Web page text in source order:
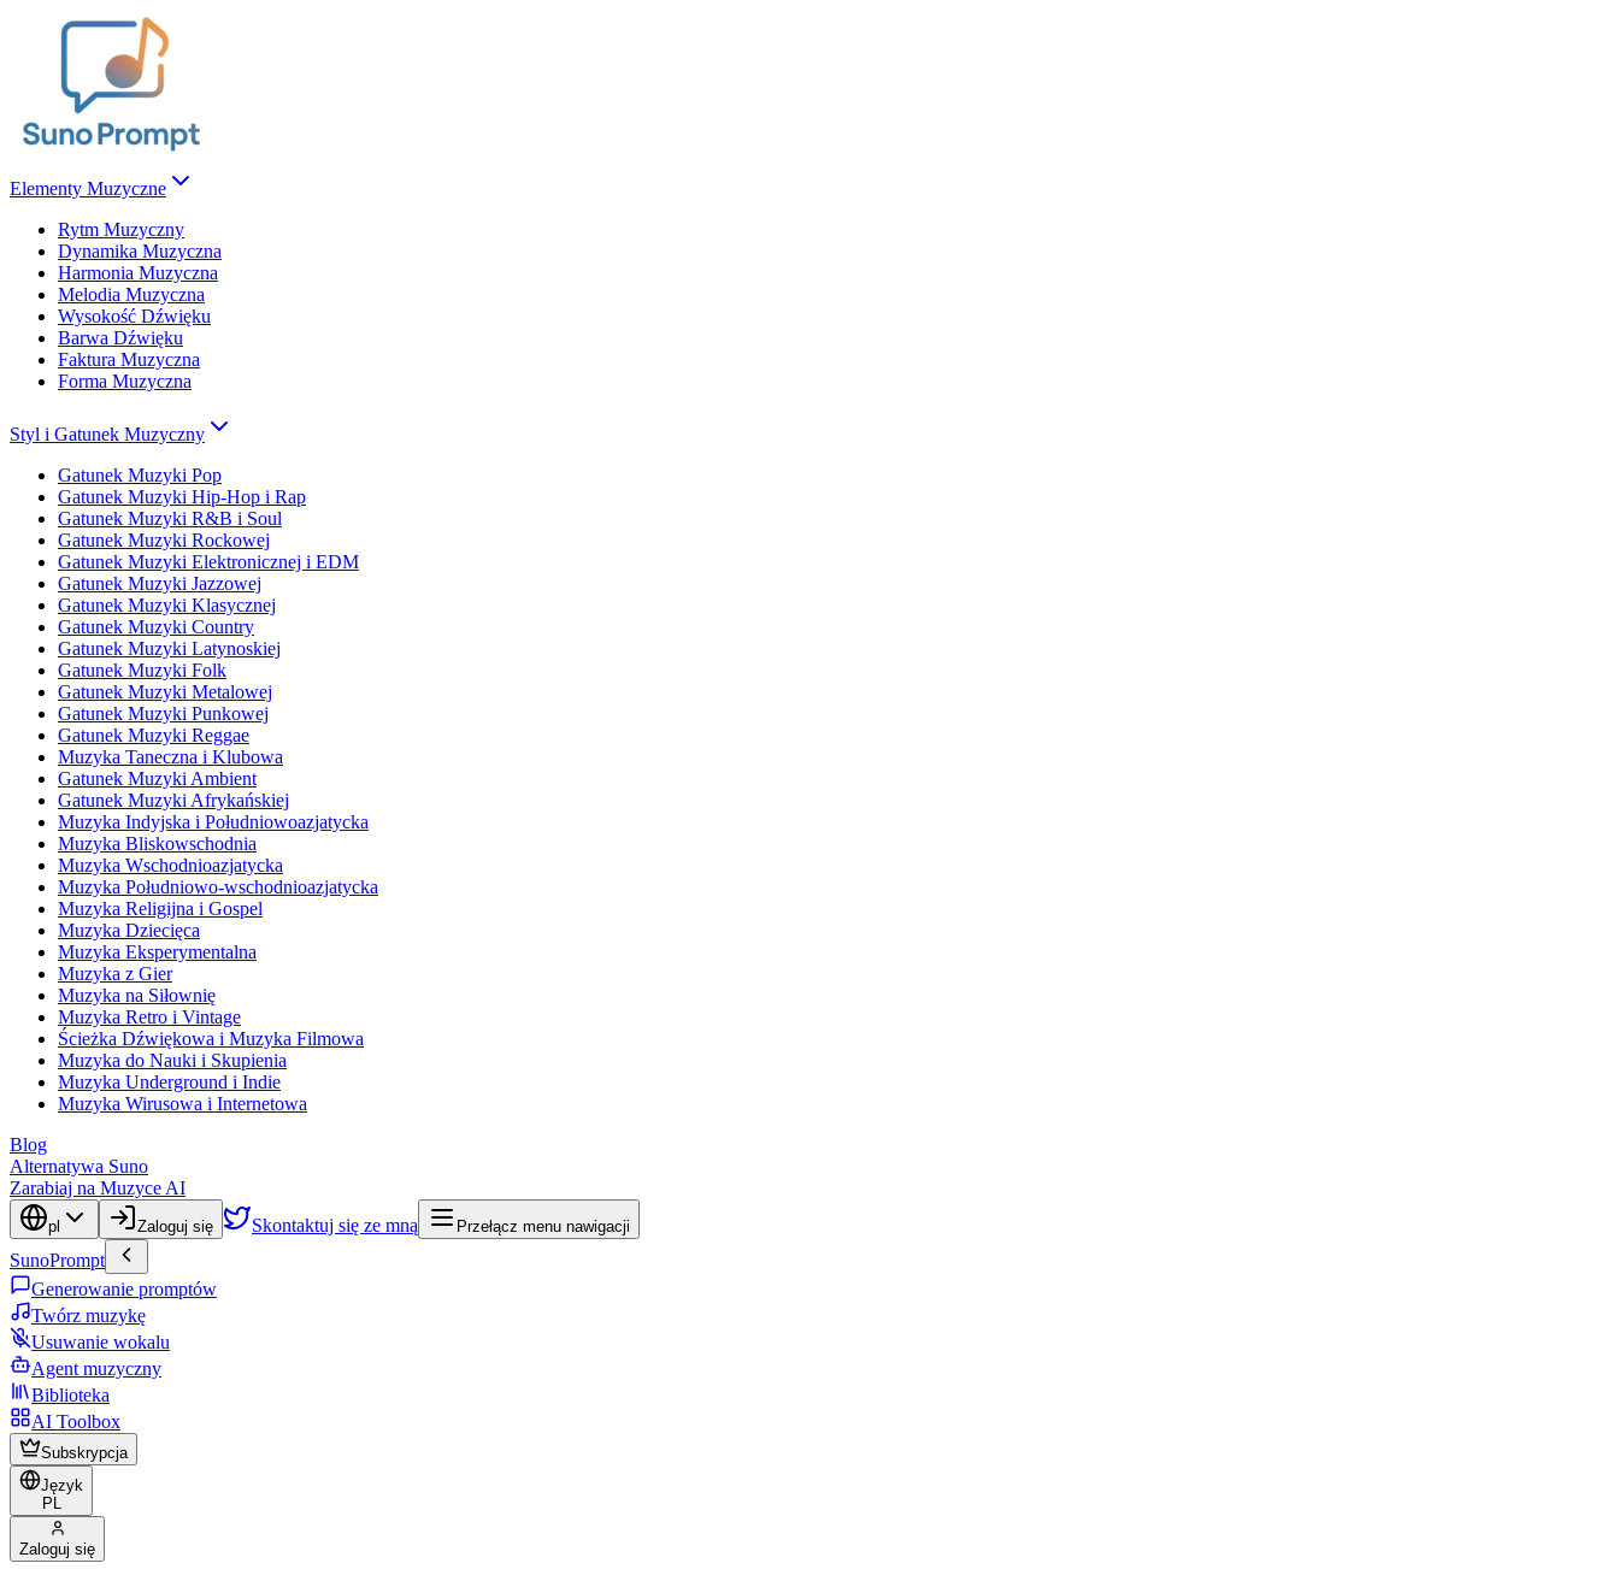
Elementy Muzyczne
Rytm Muzyczny
Dynamika Muzyczna
Harmonia Muzyczna
Melodia Muzyczna
Wysokość Dźwięku
Barwa Dźwięku
Faktura Muzyczna
Forma Muzyczna
Styl i Gatunek Muzyczny
Gatunek Muzyki Pop
Gatunek Muzyki Hip-Hop i Rap
Gatunek Muzyki R&B i Soul
Gatunek Muzyki Rockowej
Gatunek Muzyki Elektronicznej i EDM
Gatunek Muzyki Jazzowej
Gatunek Muzyki Klasycznej
Gatunek Muzyki Country
Gatunek Muzyki Latynoskiej
Gatunek Muzyki Folk
Gatunek Muzyki Metalowej
Gatunek Muzyki Punkowej
Gatunek Muzyki Reggae
Muzyka Taneczna i Klubowa
Gatunek Muzyki Ambient
Gatunek Muzyki Afrykańskiej
Muzyka Indyjska i Południowoazjatycka
Muzyka Bliskowschodnia
Muzyka Wschodnioazjatycka
Muzyka Południowo-wschodnioazjatycka
Muzyka Religijna i Gospel
Muzyka Dziecięca
Muzyka Eksperymentalna
Muzyka z Gier
Muzyka na Siłownię
Muzyka Retro i Vintage
Ścieżka Dźwiękowa i Muzyka Filmowa
Muzyka do Nauki i Skupienia
Muzyka Underground i Indie
Muzyka Wirusowa i Internetowa
Blog
Alternatywa Suno
Zarabiaj na Muzyce AI
pl Zaloguj się Skontaktuj się ze mną Przełącz menu nawigacji
SunoPrompt
Generowanie promptów
Twórz muzykę
Usuwanie wokalu
Agent muzyczny
Biblioteka
AI Toolbox
Subskrypcja
Język
PL
Zaloguj się